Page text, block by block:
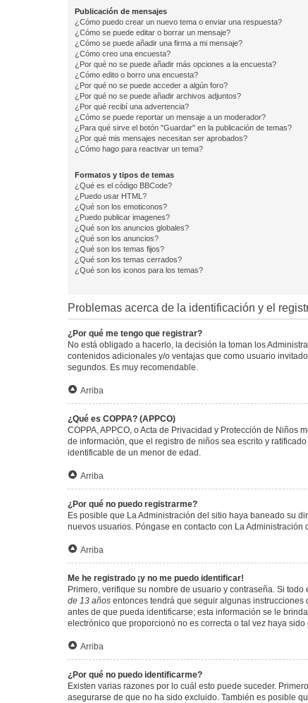
Publicación de mensajes
¿Cómo puedo crear un nuevo tema o enviar una respuesta?
¿Cómo se puede editar o borrar un mensaje?
¿Cómo se puede añadir una firma a mi mensaje?
¿Cómo creo una encuesta?
¿Por qué no se puede añadir más opciones a la encuesta?
¿Cómo edito o borro una encuesta?
¿Por qué no se puede acceder a algún foro?
¿Por qué no se puede añadir archivos adjuntos?
¿Por qué recibí una advertencia?
¿Cómo se puede reportar un mensaje a un moderador?
¿Para qué sirve el botón "Guardar" en la publicación de temas?
¿Por qué mis mensajes necesitan ser aprobados?
¿Cómo hago para reactivar un tema?
Formatos y tipos de temas
¿Qué es el código BBCode?
¿Puedo usar HTML?
¿Qué son los emoticonos?
¿Puedo publicar imagenes?
¿Qué son los anuncios globales?
¿Qué son los anuncios?
¿Qué son los temas fijos?
¿Qué son los temas cerrados?
¿Qué son los iconos para los temas?
Problemas acerca de la identificación y el
¿Por qué me tengo que registrar?
No está obligado a hacerlo, la decisión la toman los
contenidos adicionales y/o ventajas que como usuario
segundos. Es muy recomendable.
Arriba
¿Qué es COPPA? (APPCO)
COPPA, APPCO, o Acta de Privacidad y Protección de
de información, que el registro de niños sea escrito y
identificable de un menor de edad.
Arriba
¿Por qué no puedo registrarme?
Es posible que La Administración del sitio haya baneado su
nuevos usuarios. Póngase en contacto con La Administración
Arriba
Me he registrado ¡y no me puedo identificar!
Primero, verifique su nombre de usuario y contraseña. Si
de 13 años entonces tendrá que seguir algunas
antes de que pueda identificarse; esta información se le
electrónico que proporcionó no es correcta o tal vez haya
Arriba
¿Por qué no puedo identificarme?
Existen varias razones por lo cuál esto puede suceder.
asegurarse de que no ha sido excluido. También es posible